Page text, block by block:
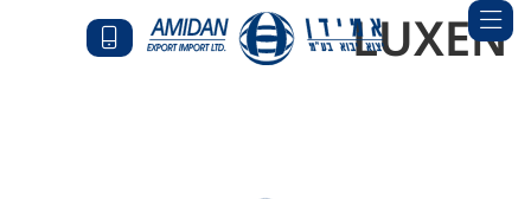
לתוכן
LUXEN